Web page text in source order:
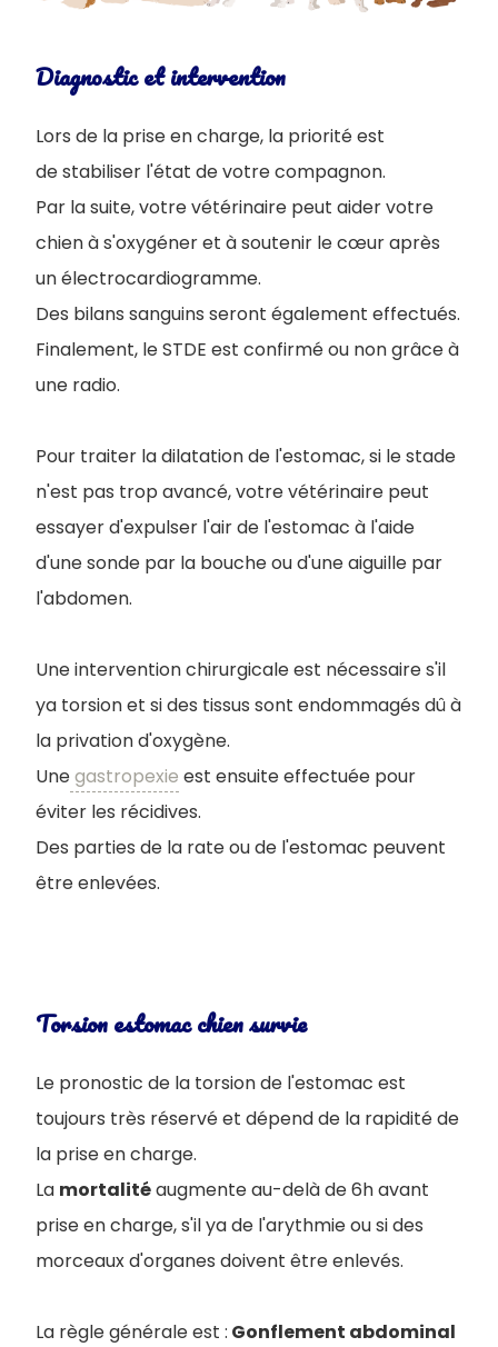
Diagnostic et intervention
Lors de la prise en charge, la priorité est
de stabiliser l'état de votre compagnon.
Par la suite, votre vétérinaire peut aider votre
chien à s'oxygéner et à soutenir le cœur après
un électrocardiogramme.
Des bilans sanguins seront également effectués.
Finalement, le STDE est confirmé ou non grâce à
une radio.
Pour traiter la dilatation de l'estomac, si le stade
n'est pas trop avancé, votre vétérinaire peut
essayer d'expulser l'air de l'estomac à l'aide
d'une sonde par la bouche ou d'une aiguille par
l'abdomen.
Une intervention chirurgicale est nécessaire s'il
ya torsion et si des tissus sont endommagés dû à
la privation d'oxygène.
Unegastropexie est ensuite effectuée pour
éviter les récidives.
Des parties de la rate ou de l'estomac peuvent
être enlevées.
Torsion estomac chien survie
Le pronostic de la torsion de l'estomac est
toujours très réservé et dépend de la rapidité de
la prise en charge.
La mortalitéaugmente au-delà de 6h avant
prise en charge, s'il ya de l'arythmie ou si des
morceaux d'organes doivent être enlevés.
La règle générale est : Gonflement abdominal